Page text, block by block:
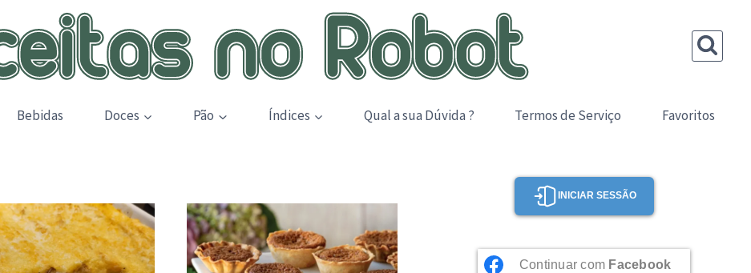
Bebidas Doces Pão Índices Qual a sua Dúvida ? Termos de Serviço Favoritos
INICIAR SESSÃO
Continuar com Facebook